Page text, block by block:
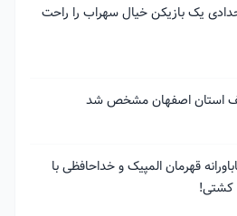
یک بازیکن خیال سهراب را راحت
استان اصفهان مشخص شد
قهرمان المپیک و خداحافظی با
کشتی!